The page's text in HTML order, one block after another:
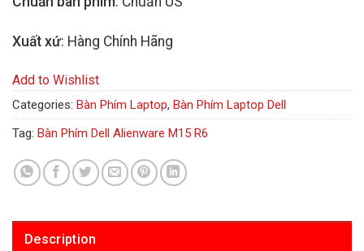
Xuất xứ: Hàng Chính Hãng
Add to Wishlist
Categories: Bàn Phím Laptop, Bàn Phím Laptop Dell
Tag: Bàn Phím Dell Alienware M15 R6
Description